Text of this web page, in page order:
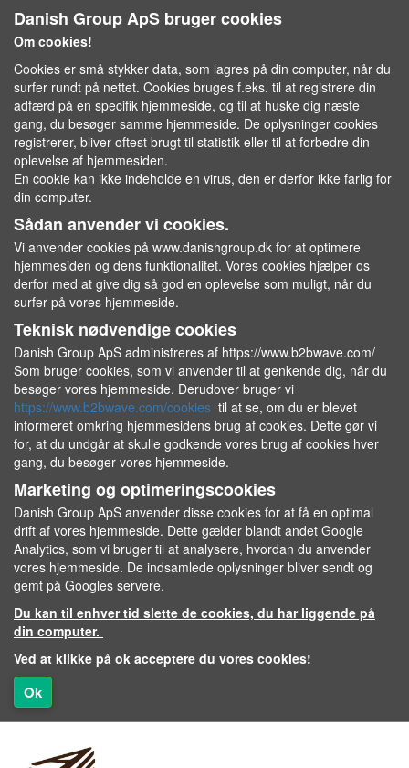
Danish Group ApS bruger cookies
Om cookies!
Cookies er små stykker data, som lagres på din computer, når du
surfer rundt på nettet. Cookies bruges f.eks. til at registrere din
adfærd på en specifik hjemmeside, og til at huske dig næste
gang, du besøger samme hjemmeside. De oplysninger cookies
registrerer, bliver oftest brugt til statistik eller til at forbedre din
oplevelse af hjemmesiden.
En cookie kan ikke indeholde en virus, den er derfor ikke farlig for
din computer.
Sådan anvender vi cookies.
Vi anvender cookies på www.danishgroup.dk for at optimere
hjemmesiden og dens funktionalitet. Vores cookies hjælper os
derfor med at give dig så god en oplevelse som muligt, når du
surfer på vores hjemmeside.
Teknisk nødvendige cookies
Danish Group ApS administreres af https://www.b2bwave.com/
Som bruger cookies, som vi anvender til at genkende dig, når du
besøger vores hjemmeside. Derudover bruger vi
https://www.b2bwave.com/cookies til at se, om du er blevet
informeret omkring hjemmesidens brug af cookies. Dette gør vi
for, at du undgår at skulle godkende vores brug af cookies hver
gang, du besøger vores hjemmeside.
Marketing og optimeringscookies
Danish Group ApS anvender disse cookies for at få en optimal
drift af vores hjemmeside. Dette gælder blandt andet Google
Analytics, som vi bruger til at analysere, hvordan du anvender
vores hjemmeside. De indsamlede oplysninger bliver sendt og
gemt på Googles servere.
Du kan til enhver tid slette de cookies, du har liggende på
din computer.
Ved at klikke på ok acceptere du vores cookies!
Ok